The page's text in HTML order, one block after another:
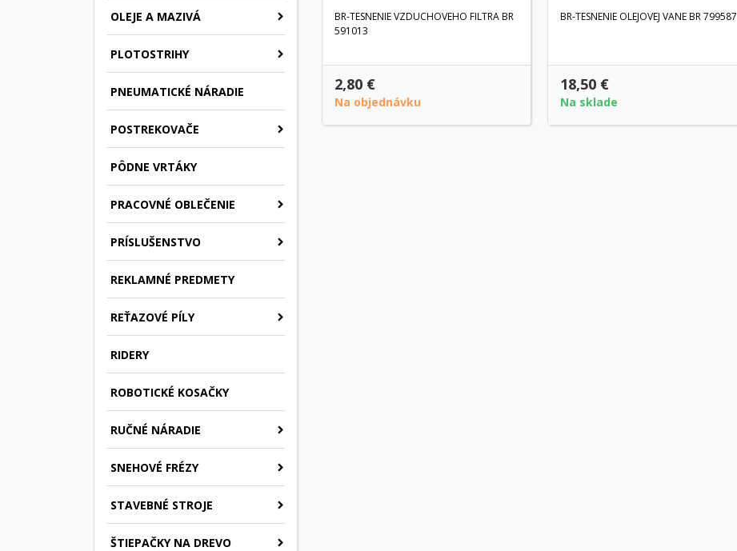
OLEJE A MAZIVÁ
PLOTOSTRIHY
PNEUMATICKÉ NÁRADIE
POSTREKOVAČE
PÔDNE VRTÁKY
PRACOVNÉ OBLEČENIE
PRÍSLUŠENSTVO
REKLAMNÉ PREDMETY
REŤAZOVÉ PÍLY
RIDERY
ROBOTICKÉ KOSAČKY
RUČNÉ NÁRADIE
SNEHOVÉ FRÉZY
STAVEBNÉ STROJE
ŠTIEPAČKY NA DREVO
BR-TESNENIE VZDUCHOVEHO FILTRA BR
591013
2,80 €
Na objednávku
BR-TESNENIE OLEJOVEJ VANE BR 799587
18,50 €
Na sklade